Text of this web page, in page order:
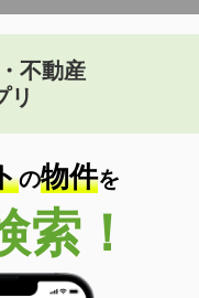
不動産
リ
の物件を
索！